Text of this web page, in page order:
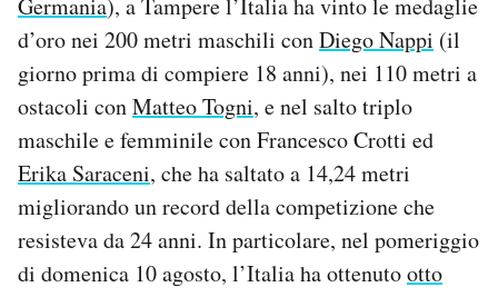
d’oro nei 200 metri maschili conDiego Nappi (il
giorno prima di compiere 18 anni), nei 110 metri a
ostacoli conMatteo Togni, e nel salto triplo
maschile e femminile con Francesco Crotti ed
Erika Saraceni, che ha saltato a 14,24 metri
migliorando un record della competizione che
resisteva da 24 anni. In particolare, nel pomeriggio
di domenica 10 agosto, l’Italia ha ottenutootto